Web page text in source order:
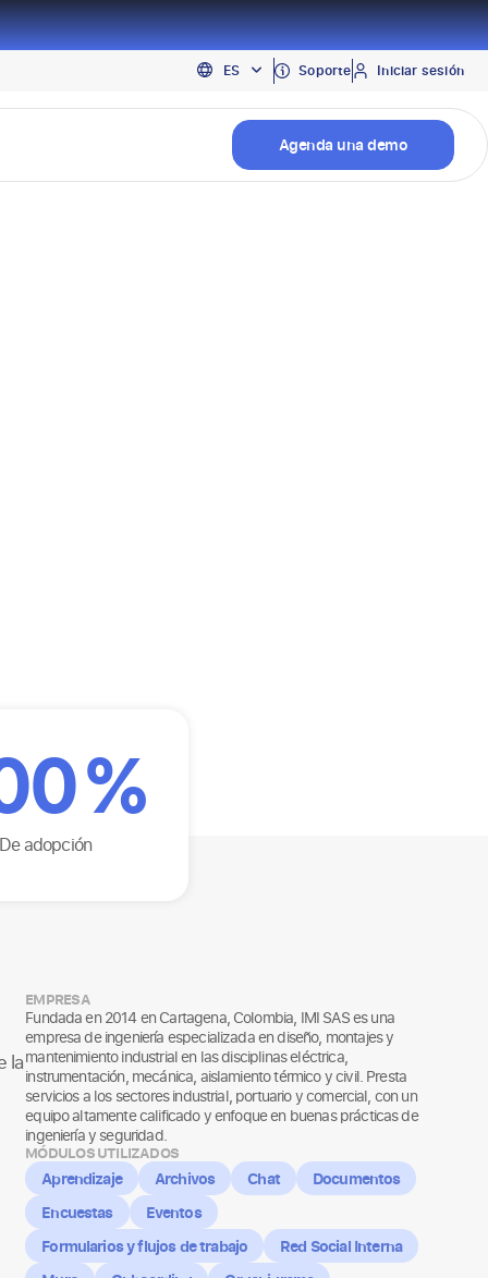
ES
EN
PT
Soporte Iniciar sesión
Agenda una demo
%
De adopción
la
EMPRESA
Fundada en 2014 en Cartagena, Colombia, IMI SAS es una
empresa de ingeniería especializada en diseño, montajes y
mantenimiento industrial en las disciplinas eléctrica,
instrumentación, mecánica, aislamiento térmico y civil. Presta
servicios a los sectores industrial, portuario y comercial, con un
equipo altamente calificado y enfoque en buenas prácticas de
ingeniería y seguridad.
MÓDULOS UTILIZADOS
Aprendizaje Archivos Chat
Documentos
Encuestas
Eventos
Formularios y flujos de trabajo
Red Social Interna